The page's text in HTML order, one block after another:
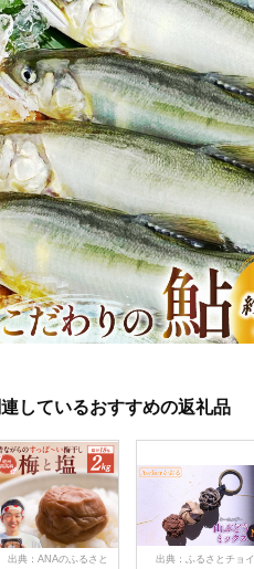
しているおすすめの返礼品
出典：ANAのふるさと
出典：ふるさとチョイ